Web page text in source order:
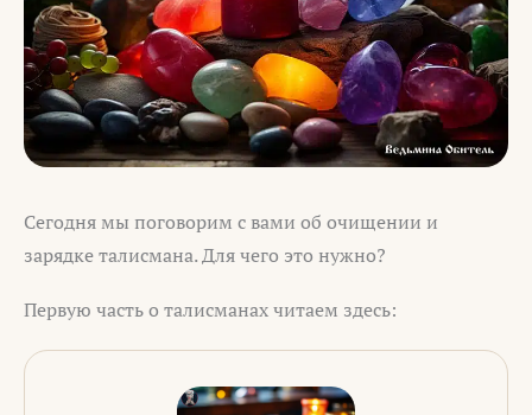
Сегодня мы поговорим с вами об очищении и
зарядке талисмана. Для чего это нужно?
Первую часть о талисманах читаем здесь: